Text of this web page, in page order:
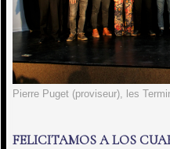
Pierre Puget (proviseur), les
FELICITAMOS A LOS